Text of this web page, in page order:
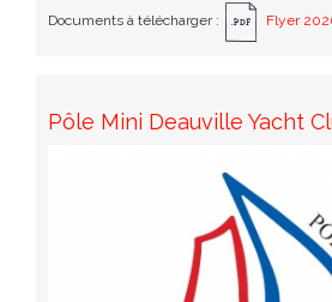
Documents à télécharger :
Flyer
Pôle Mini Deauville Yacht